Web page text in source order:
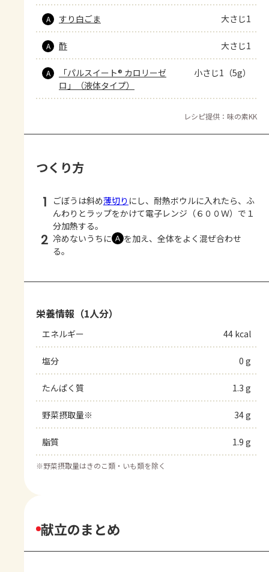
A すり白ごま 大さじ1
A 酢 大さじ1
A
「パルスイート® カロリーゼ
ロ」（液体タイプ）
小さじ1（5g）
レシピ提供：味の素KK
つくり方
1 ごぼうは斜め薄切り にし、耐熱ボウルに入れたら、ふ
んわりとラップをかけて電子レンジ（６００Ｗ）で１
分加熱する。
2 冷めないうちに Ａ を加え、全体をよく混ぜ合わせ
る。
栄養情報（1人分）
エネルギー 44 kcal
塩分 0 g
たんぱく質 1.3 g
野菜摂取量※ 34 g
脂質 1.9 g
※野菜摂取量はきのこ類・いも類を除く
献立のまとめ